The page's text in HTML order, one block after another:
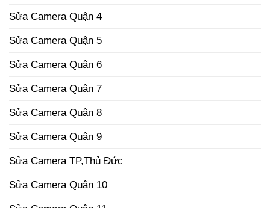
Sửa Camera Quận 4
Sửa Camera Quận 5
Sửa Camera Quận 6
Sửa Camera Quận 7
Sửa Camera Quận 8
Sửa Camera Quận 9
Sửa Camera TP,Thủ Đức
Sửa Camera Quận 10